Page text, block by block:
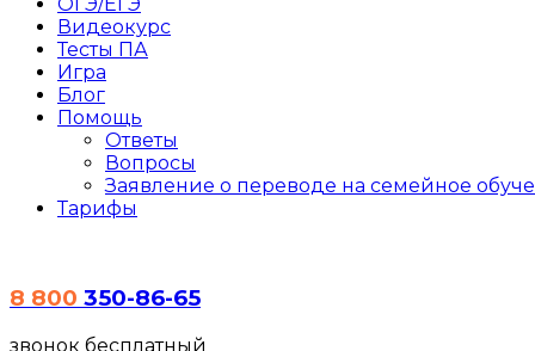
ОГЭ/ЕГЭ
Видеокурс
Тесты ПА
Игра
Блог
Помощь
Ответы
Вопросы
Заявление о переводе на семейное
Тарифы
8 800 350-86-65
звонок бесплатный